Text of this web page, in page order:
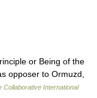
or Being of the
opposer to Ormuzd,
Collaborative International